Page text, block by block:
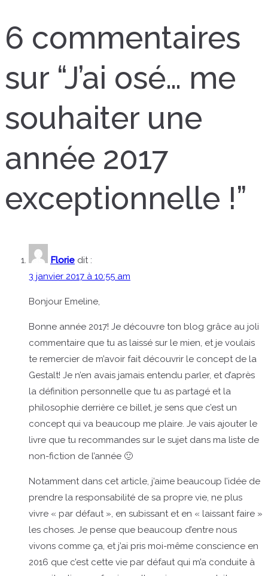
de
l’article
6 commentaires
sur “J’ai osé… me
souhaiter une
année 2017
exceptionnelle !”
Florie dit :
3 janvier 2017 à 10:55 am
Bonjour Emeline,
Bonne année 2017! Je découvre ton blog grâce au joli
commentaire que tu as laissé sur le mien, et je voulais
te remercier de m’avoir fait découvrir le concept de la
Gestalt! Je n’en avais jamais entendu parler, et d’après
la définition personnelle que tu as partagé et la
philosophie derrière ce billet, je sens que c’est un
concept qui va beaucoup me plaire. Je vais ajouter le
livre que tu recommandes sur le sujet dans ma liste de
non-fiction de l’année 🙂
Notamment dans cet article, j’aime beaucoup l’idée de
prendre la responsabilité de sa propre vie, ne plus
vivre « par défaut », en subissant et en « laissant faire »
les choses. Je pense que beaucoup d’entre nous
vivons comme ça, et j’ai pris moi-même conscience en
2016 que c’est cette vie par défaut qui m’a conduite à